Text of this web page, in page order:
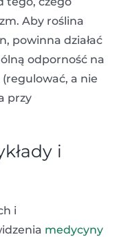
Aby roślina
powinna działać
odporność na
a nie
przy
i
i
medycyny